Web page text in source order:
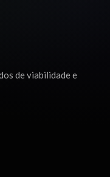
de viabilidade e